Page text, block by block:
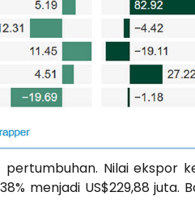
Nilai ekspor
menjadi US$229,88 juta.